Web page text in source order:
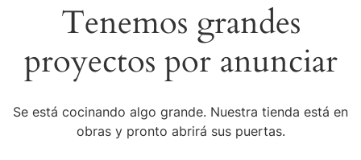
Tenemos grandes
proyectos por anunciar
Se está cocinando algo grande. Nuestra tienda está en
obras y pronto abrirá sus puertas.